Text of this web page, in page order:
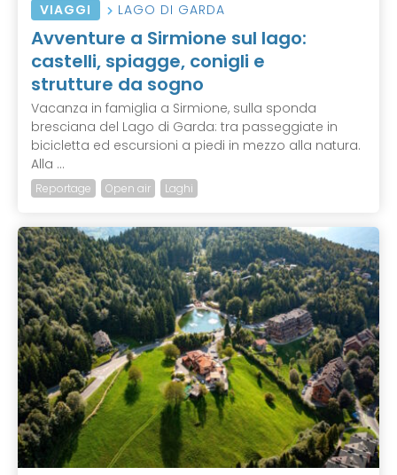
VIAGGI LAGO DI GARDA
Avventure a Sirmione sul lago:
castelli, spiagge, conigli e
strutture da sogno
Vacanza in famiglia a Sirmione, sulla sponda
bresciana del Lago di Garda: tra passeggiate in
bicicletta ed escursioni a piedi in mezzo alla natura.
Alla ...
Reportage Open air Laghi